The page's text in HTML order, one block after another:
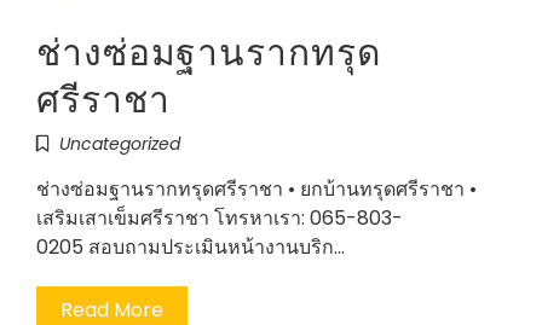
ช่างซ่อมฐานรากทรุด
ศรีราชา
Uncategorized
ช่างซ่อมฐานรากทรุดศรีราชา • ยกบ้านทรุดศรีราชา •
เสริมเสาเข็มศรีราชา โทรหาเรา: 065-803-
0205 สอบถามประเมินหน้างานบริก…
Read More